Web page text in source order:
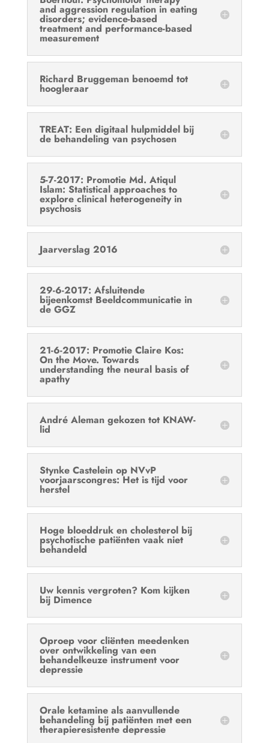
and aggression regulation in eating
disorders; evidence-based
treatment and performance-based
measurement
Richard Bruggeman benoemd tot
hoogleraar
TREAT: Een digitaal hulpmiddel bij
de behandeling van psychosen
5-7-2017: Promotie Md. Atiqul
Islam: Statistical approaches to
explore clinical heterogeneity in
psychosis
Jaarverslag 2016
29-6-2017: Afsluitende
bijeenkomst Beeldcommunicatie in
de GGZ
21-6-2017: Promotie Claire Kos:
On the Move. Towards
understanding the neural basis of
apathy
André Aleman gekozen tot KNAW-
lid
Stynke Castelein op NVvP
voorjaarscongres: Het is tijd voor
herstel
Hoge bloeddruk en cholesterol bij
psychotische patiënten vaak niet
behandeld
Uw kennis vergroten? Kom kijken
bij Dimence
Oproep voor cliënten meedenken
over ontwikkeling van een
behandelkeuze instrument voor
depressie
Orale ketamine als aanvullende
behandeling bij patiënten met een
therapieresistente depressie